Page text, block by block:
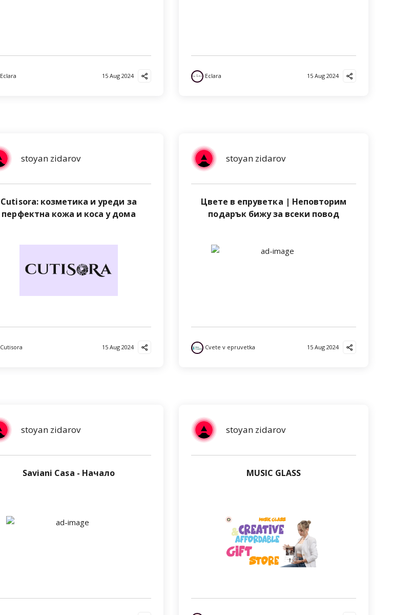
Eclara 15 Aug 2024 Eclara 15 Aug 2024
stoyan zidarov
Cutisora: козметика и уреди за
перфектна кожа и коса у дома
Cutisora 15 Aug 2024
stoyan zidarov
Цвете в епруветка | Неповторим
подарък бижу за всеки повод
Cvete v epruvetka 15 Aug 2024
stoyan zidarov
Saviani Casa - Начало
stoyan zidarov
MUSIC GLASS